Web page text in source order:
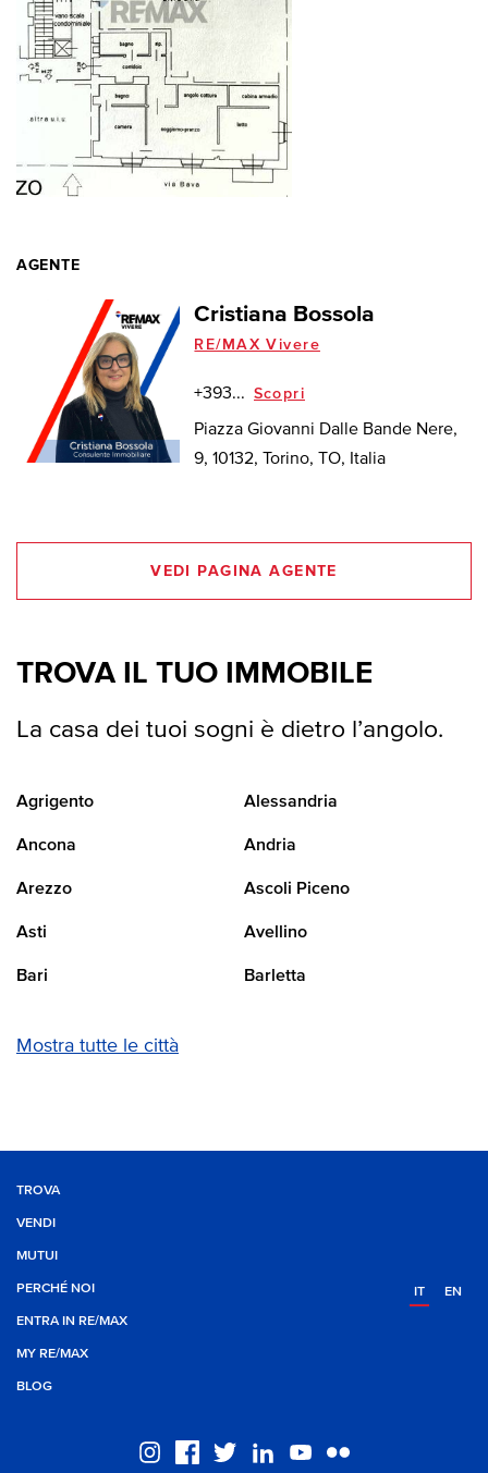
AGENTE
Cristiana Bossola
RE/MAX Vivere
+393... Scopri
Piazza Giovanni Dalle Bande Nere,
9, 10132, Torino, TO, Italia
VEDI PAGINA AGENTE
TROVA IL TUO IMMOBILE
La casa dei tuoi sogni è dietro l’angolo.
Agrigento Alessandria
Ancona Andria
Arezzo Ascoli Piceno
Asti Avellino
Bari Barletta
Mostra tutte le città
TROVA
VENDI
MUTUI
PERCHÉ NOI
ENTRA IN RE/MAX
MY RE/MAX
BLOG
IT EN